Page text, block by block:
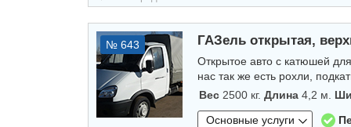
№ 643 ГАЗель открытая,
Открытое авто с катюшей
нас так же есть рохли,
Вес 2500 кг. Длина 4,2 м.
Основные услуги